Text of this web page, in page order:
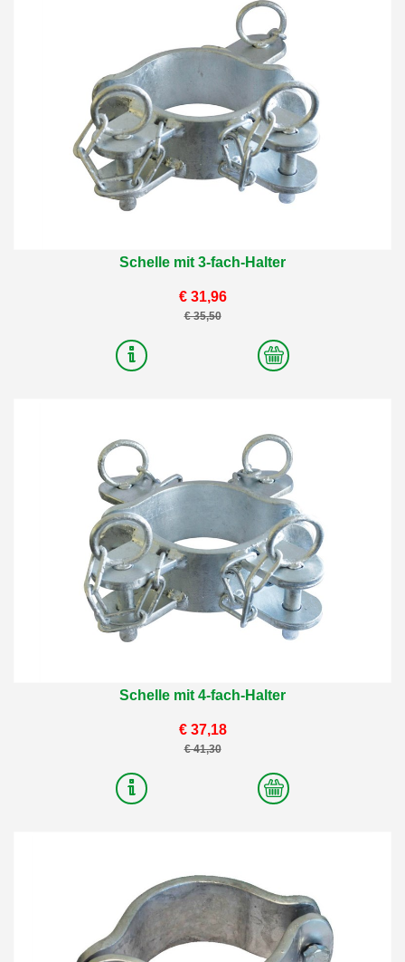
Schelle mit 3-fach-Halter
€ 31,96
€ 35,50
Schelle mit 4-fach-Halter
€ 37,18
€ 41,30